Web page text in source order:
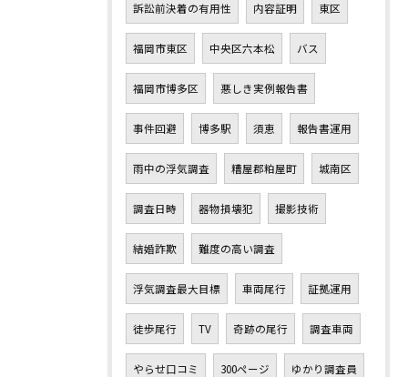
訴訟前決着の有用性 内容証明 東区
福岡市東区 中央区六本松 バス
福岡市博多区 悪しき実例報告書
事件回避 博多駅 須恵 報告書運用
雨中の浮気調査 糟屋郡粕屋町 城南区
調査日時 器物損壊犯 撮影技術
結婚詐欺 難度の高い調査
浮気調査最大目標 車両尾行 証拠運用
徒歩尾行 TV 奇跡の尾行 調査車両
やらせ口コミ 300ページ ゆかり調査員